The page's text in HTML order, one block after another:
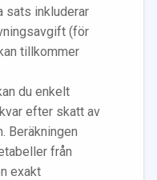
sats inkluderar
(för
tillkommer
du enkelt
efter skatt av
. Beräkningen
från
exakt